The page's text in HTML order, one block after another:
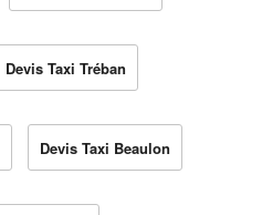
Devis Taxi Tréban
Devis Taxi Beaulon